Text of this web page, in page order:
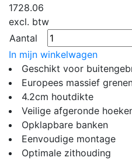
1728.06
excl. btw
Aantal
In mijn winkelwagen
Geschikt voor
Europees massief
4.2cm houtdikte
Veilige afgeronde
Opklapbare banken
Eenvoudige montage
Optimale zithouding